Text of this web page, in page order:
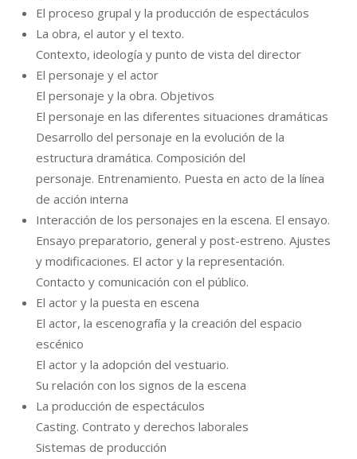
El proceso grupal y la producción de espectáculos
La obra, el autor y el texto.
Contexto, ideología y punto de vista del director
El personaje y el actor
El personaje y la obra. Objetivos
El personaje en las diferentes situaciones dramáticas
Desarrollo del personaje en la evolución de la
estructura dramática. Composición del
personaje. Entrenamiento. Puesta en acto de la línea
de acción interna
Interacción de los personajes en la escena. El ensayo.
Ensayo preparatorio, general y post-estreno. Ajustes
y modificaciones. El actor y la representación.
Contacto y comunicación con el público.
El actor y la puesta en escena
El actor, la escenografía y la creación del espacio
escénico
El actor y la adopción del vestuario.
Su relación con los signos de la escena
La producción de espectáculos
Casting. Contrato y derechos laborales
Sistemas de producción